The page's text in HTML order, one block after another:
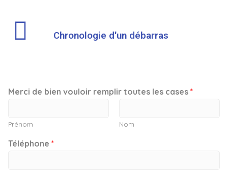
Chronologie d'un débarras
Merci de bien vouloir remplir toutes les cases *
Prénom Nom
Téléphone *